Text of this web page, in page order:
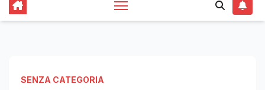
SENZA CATEGORIA